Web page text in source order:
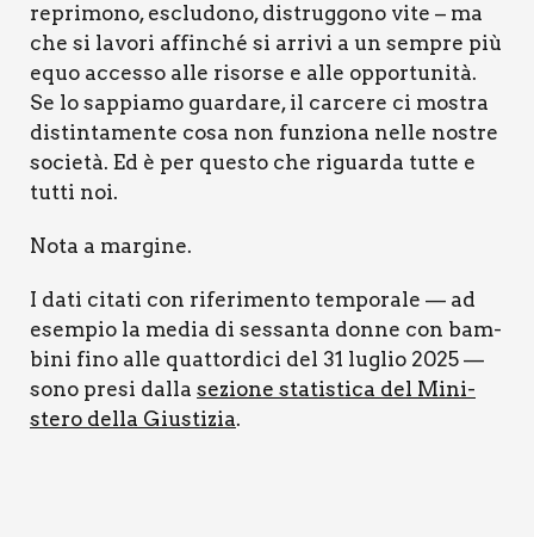
repri­mo­no, esclu­do­no, distrug­go­no vite – ma
che si lavo­ri affin­ché si arri­vi a un sem­pre più
equo acces­so alle risor­se e alle oppor­tu­ni­tà.
Se lo sap­pia­mo guar­da­re, il car­ce­re ci mostra
distin­ta­men­te cosa non fun­zio­na nel­le nostre
socie­tà. Ed è per que­sto che riguar­da tut­te e
tut­ti noi.
Nota a mar­gi­ne.
I dati cita­ti con rife­ri­men­to tem­po­ra­le — ad
esem­pio la media di ses­san­ta don­ne con bam­
bi­ni fino alle quat­tor­di­ci del 31 luglio 2025 —
sono pre­si dal­la sezio­ne sta­ti­sti­ca del Mini­
ste­ro del­la Giu­sti­zia.